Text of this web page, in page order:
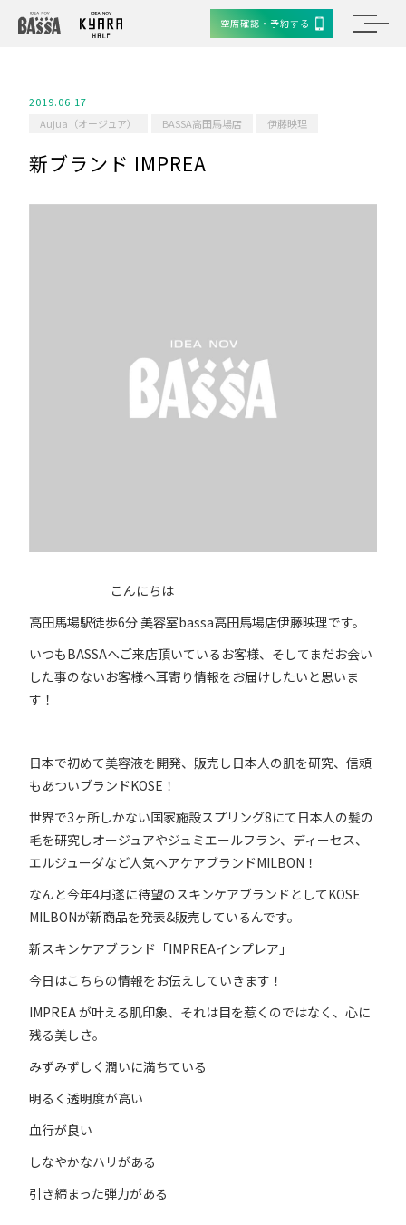
空席確認・予約する
2019.06.17
Aujua（オージュア）
BASSA高田馬場店 伊藤映理
新ブランド IMPREA
こんにちは
高田馬場駅徒歩6分 美容室bassa高田馬場店伊藤映理です。
いつもBASSAへご来店頂いているお客様、そしてまだお会い
した事のないお客様へ耳寄り情報をお届けしたいと思いま
す！
日本で初めて美容液を開発、販売し日本人の肌を研究、信頼
もあついブランドKOSE！
世界で3ヶ所しかない国家施設スプリング8にて日本人の髪の
毛を研究しオージュアやジュミエールフラン、ディーセス、
エルジューダなど人気ヘアケアブランドMILBON！
なんと今年4月遂に待望のスキンケアブランドとしてKOSE
MILBONが新商品を発表&販売しているんです。
新スキンケアブランド「IMPREAインプレア」
今日はこちらの情報をお伝えしていきます！
IMPREA が叶える肌印象、それは目を惹くのではなく、心に
残る美しさ。
みずみずしく潤いに満ちている
明るく透明度が高い
血行が良い
しなやかなハリがある
引き締まった弾力がある